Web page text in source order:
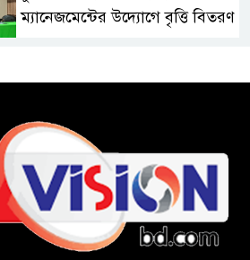
ম্যানেজমেন্টের উদ্যোগে বৃত্তি বিতরণ
চকরিয়ায় ফাঁসিয়াখালী সরকারি
প্রাথমিক বিদ্যালয়ের ম্যানেজিং
কমিটির সভাপতি নির্বাচিত মো.